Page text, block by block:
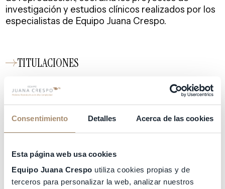
Consentimiento Detalles Acerca de las cookies
Esta página web usa cookies
Equipo Juana Crespo utiliza cookies propias y de
terceros para personalizar la web, analizar nuestros
TITULACIONES
OTROS CURSOS
TRAYECTORIA
ESPECIALIDADES
investigación y estudios clínicos realizados por los
especialistas de Equipo Juana Crespo.